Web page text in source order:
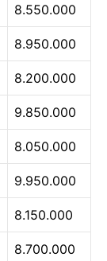
8.550.000
8.950.000
8.200.000
9.850.000
8.050.000
9.950.000
8.150.000
8.700.000